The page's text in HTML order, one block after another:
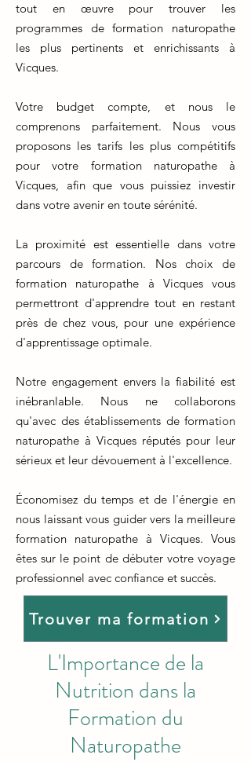
tout en œuvre pour trouver les
programmes de formation naturopathe
les plus pertinents et enrichissants à
Vicques.
Votre budget compte, et nous le
comprenons parfaitement. Nous vous
proposons les tarifs les plus compétitifs
pour votre formation naturopathe à
Vicques, afin que vous puissiez investir
dans votre avenir en toute sérénité.
La proximité est essentielle dans votre
parcours de formation. Nos choix de
formation naturopathe à Vicques vous
permettront d'apprendre tout en restant
près de chez vous, pour une expérience
d'apprentissage optimale.
Notre engagement envers la fiabilité est
inébranlable. Nous ne collaborons
qu'avec des établissements de formation
naturopathe à Vicques réputés pour leur
sérieux et leur dévouement à l'excellence.
Économisez du temps et de l'énergie en
nous laissant vous guider vers la meilleure
formation naturopathe à Vicques. Vous
êtes sur le point de débuter votre voyage
professionnel avec confiance et succès.
Trouver ma formation
L'Importance de la
Nutrition dans la
Formation du
Naturopathe